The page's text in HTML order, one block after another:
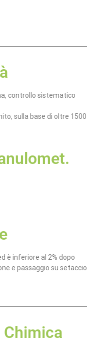
controllo sistematico
sulla base di oltre 1500
è inferiore al 2% dopo
e passaggio su setaccio